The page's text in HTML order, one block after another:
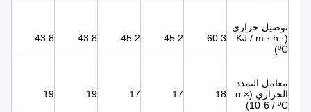
توصيل حراري
(KJ / m · h ·
ºC)
60.3
45.2
45.2
43.8
43.8
معامل التمدد
الحراري (α ×
10-6 / ºC)
18
17
17
19
19